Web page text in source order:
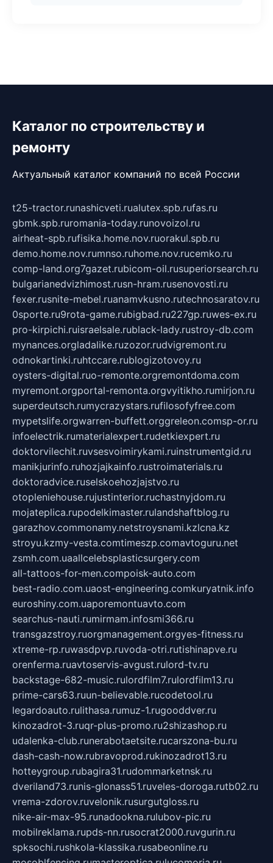
Каталог по строительству и
ремонту
Актуальный каталог компаний по всей России
t25-tractor.runashicveti.rualutex.spb.rufas.ru
gbmk.spb.ruromania-today.runovoizol.ru
airheat-spb.rufisika.home.nov.ruorakul.spb.ru
demo.home.nov.rumnso.ruhome.nov.rucemko.ru
comp-land.org7gazet.rubicom-oil.rusuperiorsearch.ru
bulgarianedvizhimost.rusn-hram.rusenovosti.ru
fexer.rusnite-mebel.ruanamvkusno.rutechnosaratov.ru
0sporte.ru9rota-game.rubigbad.ru227gp.ruwes-ex.ru
pro-kirpichi.ruisraelsale.rublack-lady.rustroy-db.com
mynances.orgladalike.ruzozor.rudvigremont.ru
odnokartinki.ruhtccare.rublogizotovoy.ru
oysters-digital.ruo-remonte.orgremontdoma.com
myremont.orgportal-remonta.orgvyitikho.rumirjon.ru
superdeutsch.rumycrazystars.rufilosofyfree.com
mypetslife.orgwarren-buffett.orggreleon.comsp-or.ru
infoelectrik.rumaterialexpert.rudetkiexpert.ru
doktorvilechit.ruvsesvoimirykami.ruinstrumentgid.ru
manikjurinfo.ruhozjajkainfo.rustroimaterials.ru
doktoradvice.ruselskoehozjajstvo.ru
otopleniehouse.rujustinterior.ruchastnyjdom.ru
mojateplica.rupodelkimaster.rulandshaftblog.ru
garazhov.commonamy.netstroysnami.kzlcna.kz
stroyu.kzmy-vesta.comtimeszp.comavtoguru.net
zsmh.com.uaallcelebsplasticsurgery.com
all-tattoos-for-men.compoisk-auto.com
best-radio.com.uaost-engineering.comkuryatnik.info
euroshiny.com.uaporemontuavto.com
searchus-nauti.rumirmam.infosmi366.ru
transgazstroy.ruorgmanagement.orgyes-fitness.ru
xtreme-rp.ruwasdpvp.ruvoda-otri.rutishinapve.ru
orenferma.ruavtoservis-avgust.rulord-tv.ru
backstage-682-music.rulordfilm7.rulordfilm13.ru
prime-cars63.ruun-believable.rucodetool.ru
legardoauto.rulithasa.rumuz-1.rugooddver.ru
kinozadrot-3.ruqr-plus-promo.ru2shizashop.ru
udalenka-club.runerabotaetsite.rucarszona-bu.ru
dash-cash-now.rubravoprod.rukinozadrot13.ru
hotteygroup.rubagira31.rudommarketnsk.ru
dveriland73.runis-glonass51.ruveles-doroga.rutb02.ru
vrema-zdorov.ruvelonik.rusurgutgloss.ru
nike-air-max-95.runadookna.rulubov-pic.ru
mobilreklama.rupds-nn.rusocrat2000.ruvgurin.ru
spksochi.rushkola-klassika.rusabeonline.ru